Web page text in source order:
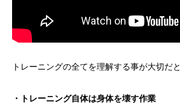
トレーニングの全てを理解する事が大切だと
・トレーニング自体は身体を壊す作業